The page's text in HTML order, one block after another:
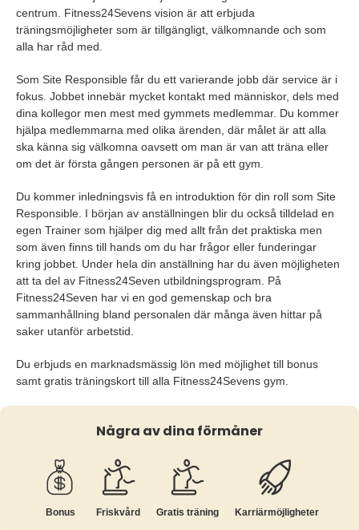
centrum. Fitness24Sevens vision är att erbjuda
träningsmöjligheter som är tillgängligt, välkomnande och som
alla har råd med.
Som Site Responsible får du ett varierande jobb där service är i
fokus. Jobbet innebär mycket kontakt med människor, dels med
dina kollegor men mest med gymmets medlemmar. Du kommer
hjälpa medlemmarna med olika ärenden, där målet är att alla
ska känna sig välkomna oavsett om man är van att träna eller
om det är första gången personen är på ett gym.
Du kommer inledningsvis få en introduktion för din roll som Site
Responsible. I början av anställningen blir du också tilldelad en
egen Trainer som hjälper dig med allt från det praktiska men
som även finns till hands om du har frågor eller funderingar
kring jobbet. Under hela din anställning har du även möjligheten
att ta del av Fitness24Seven utbildningsprogram. På
Fitness24Seven har vi en god gemenskap och bra
sammanhållning bland personalen där många även hittar på
saker utanför arbetstid.
Du erbjuds en marknadsmässig lön med möjlighet till bonus
samt gratis träningskort till alla Fitness24Sevens gym.
Några av dina förmåner
Bonus Friskvård Gratis träning Karriär­möjligheter